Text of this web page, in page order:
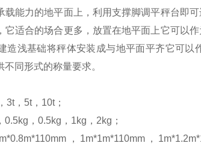
载能力的地平面上，利用支撑脚调平秤台即
它适合的场合更多，放置在地平面上它可以
造浅基础将秤体安装成与地平面平齐它可
同形式的称量要求。
3t，5t，10t；
，0.5kg，1kg，2kg；
，1m*1m*110mm，